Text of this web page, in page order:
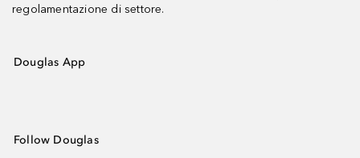
regolamentazione di settore.
Douglas App
Follow Douglas